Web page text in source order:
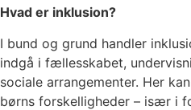
Hvad er inklusion?
I bund og grund handler
indgå i fællesskabet,
sociale arrangementer. Her
børns forskelligheder – især i